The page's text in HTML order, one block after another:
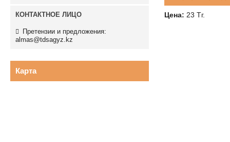
Цена: 23 Тг.
Претензии и предложения:
almas@tdsagyz.kz
Карта